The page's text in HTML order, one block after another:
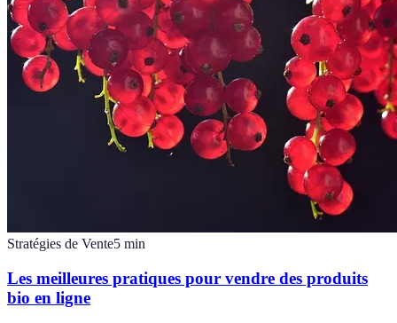
Stratégies de Vente5 min
Les meilleures pratiques pour vendre des produits
bio en ligne